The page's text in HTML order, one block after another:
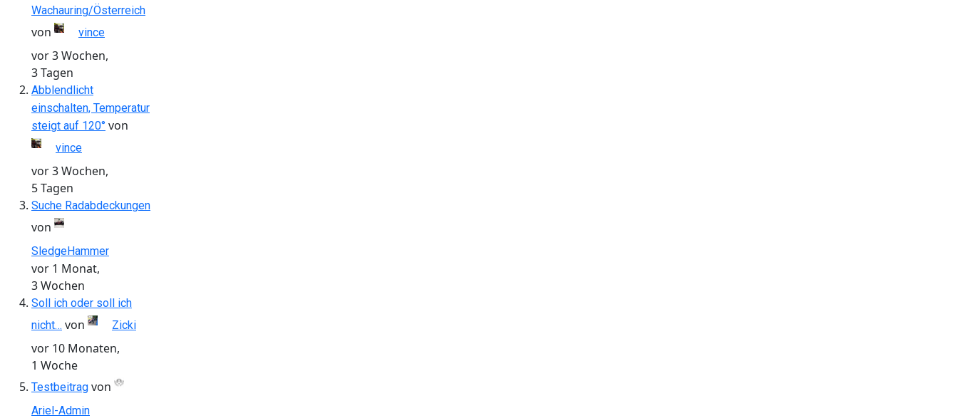
Wachauring/Österreich
von vince
vor 3 Wochen,
3 Tagen
Abblendlicht
einschalten, Temperatur
steigt auf 120° von
vince
vor 3 Wochen,
5 Tagen
Suche Radabdeckungen
von
SledgeHammer
vor 1 Monat,
3 Wochen
Soll ich oder soll ich
nicht… von Zicki
vor 10 Monaten,
1 Woche
Testbeitrag von
Ariel-Admin